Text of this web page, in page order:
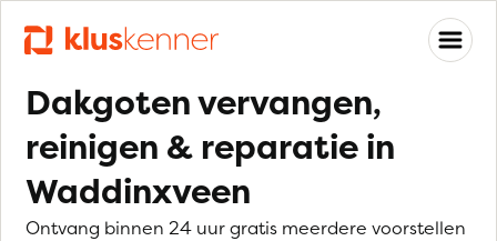
Dakgoten vervangen,
reinigen & reparatie in
Waddinxveen
Ontvang binnen 24 uur gratis meerdere voorstellen